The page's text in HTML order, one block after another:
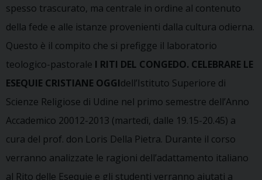
spesso trascurato, ma centrale in ordine al contenuto
della fede e alle istanze provenienti dalla cultura odierna.
Questo è il compito che si prefigge il laboratorio
teologico-pastorale I RITI DEL CONGEDO. CELEBRARE LE
ESEQUIE CRISTIANE OGGIdell’Istituto Superiore di
Scienze Religiose di Udine nel primo semestre dell’Anno
Accademico 20012-2013 (martedì, dalle 19.15-20.45) a
cura del prof. don Loris Della Pietra. Durante il corso
verranno analizzate le ragioni dell’adattamento italiano
al Rito delle Esequie e gli studenti verranno aiutati a